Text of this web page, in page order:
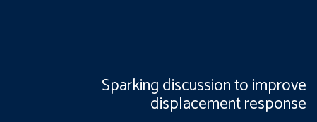
Sparking discussion to improve
displacement response